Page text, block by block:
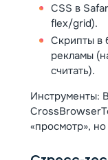
CSS в
flex/grid).
Скрипты в
рекламы
считать).
Инструменты:
«просмотр»,